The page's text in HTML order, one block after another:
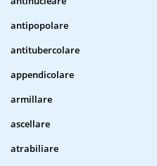
antipopolare
antitubercolare
appendicolare
armillare
ascellare
atrabiliare